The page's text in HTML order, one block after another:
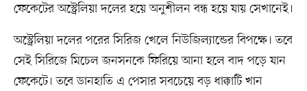
ফেকেটের অস্ট্রেলিয়া দলের হয়ে অনুশীলন বন্ধ হয়ে যায় সেখানেই।
অস্ট্রেলিয়া দলের পরের সিরিজ খেলে নিউজিল্যান্ডের বিপক্ষে। তবে
সেই সিরিজে মিচেল জনসনকে ফিরিয়ে আনা হলে বাদ পড়ে যান
ফেকেটে। তবে ডানহাতি এ পেসার সবচেয়ে বড় ধাক্কাটি খান